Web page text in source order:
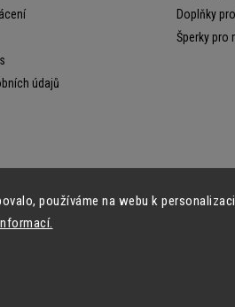
používáme na webu k
údajů
Doplňky
Šperky pro